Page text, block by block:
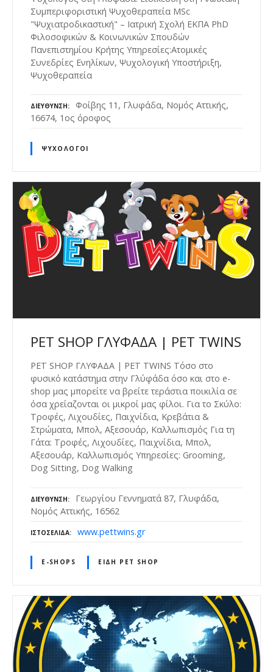
Συμπεριφοριστική Ψυχοθεραπεία MSc
"Ψυχιατροδικαστική" – Ιατρική Σχολή ΕΚΠΑ PhD
Φιλοσοφικών & Κοινωνικών Σπουδών
Πανεπιστημίου Κρήτης Υπηρεσίες:Ατομικές
Συνεδρίες Ενηλίκων, Ψυχολογική Υποστήριξη,
Ψυχοθεραπεία
ΔΙΕΎΘΥΝΣΗ
Φοίβης 11, Γλυφάδα, Νομός Αττικής,
16674, 1ος όροφος
ΨΥΧΟΛΌΓΟΙ
PET SHOP ΓΛΥΦΑΔΑ | PET TWINS
PET SHOP ΓΛΥΦΑΔΑ | PET TWINS Τόσο στο
φυσικό κατάστημα στην Γλύφάδα όσο και στο e-
shop μας μπορείτε να βρείτε τεράστια ποικιλία σε
όσα χρείαζονται οι μικροί μας φίλοι. Για το Σκύλο:
Τροφές, Λιχουδίες, Παιχνίδια, Κρεβάτια &
Στρώματα, Μπολ, Αξεσουάρ, Καλλωπισμός Για τη
Γάτα: Τροφές, Λιχουδίες, Παιχνίδια, Μπολ,
Αξεσουάρ, Καλλωπισμός Υπηρεσίες: Grooming,
Dog Sitting, Dog Walking
ΔΙΕΎΘΥΝΣΗ
Γεωργίου Γεννηματά 87, Γλυφάδα,
Νομός Αττικής, 16562
ΙΣΤΟΣΕΛΊΔΑ www.pettwins.gr
E-SHOPS ΕΊΔΗ PET SHOP